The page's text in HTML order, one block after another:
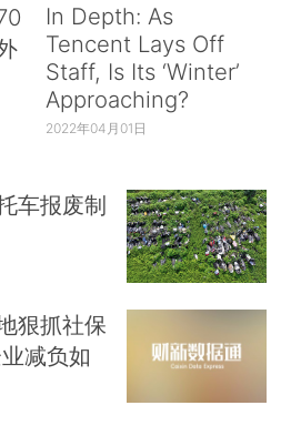
In Depth: As
Tencent Lays Off
Staff, Is Its ‘Winter’
Approaching?
2022年04月01日
车报废制
狠抓社保
减负如